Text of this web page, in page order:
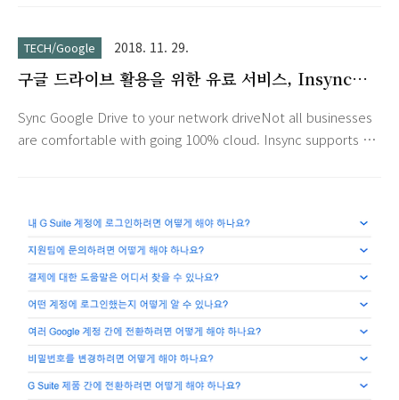
함 자료나 Google Play 스토어 구매내역 때문에 유료 전환을 생
각중이었는데, 다행히 최근 개인 용도의 사용자의 경우 유료
Google Workspace로의 전환을 거부하고 무료로 계속 사용할
관리 콘솔에 가시면 아래와 같은 안내가 나타납니다. Personal
use: stay on no-cost Legacy G Suite 옵션을..
TECH/Google 2018. 11. 29.
구글 드라이브 활용을 위한 유료 서비스, Insync
Sync Google Drive to your network driveNot all businesses
are comfortable with going 100% cloud. Insync supports a
system. Naturally, you want it preserved. Insync allows
you to connect to Google Drive without sacrificing your
directory integr..